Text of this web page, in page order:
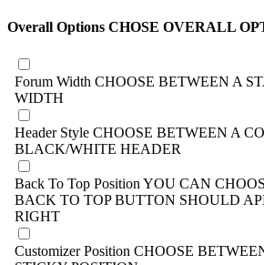
Overall Options CHOSE OVERALL
Forum Width CHOOSE BETWEEN A
WIDTH
Header Style CHOOSE BETWEEN A
BLACK/WHITE HEADER
Back To Top Position YOU CAN
BACK TO TOP BUTTON SHOULD
RIGHT
Customizer Position CHOOSE